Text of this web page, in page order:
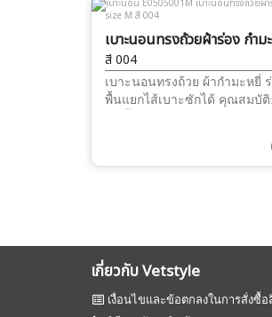
เบาะนอนทรงถ้วยผ้าร่อง กำม
size M
สี 004
เบาะนอนทรงถ้วย ผ้ากำมะหยี่
พื้นแยกไส้เบาะซักได้ คุณสมบั
มะหยี่นุ่มๆ เหมาะสำหรับสัตว์เ
ทำให้ความรู้สึกนุ่มนิ่ม น่า
ถอดซัก ถนอม ใยสังเคราะห์ และ
ง่ายต่อการทำความสะอาด 3.
รองเบาะ หนาและทนทาน ให้ก
รองรับที่แข็งแรง ไม่ยุบตัวง่าย
เกี่ยวกับ Vetstyle
เงื่อนไขและข้อตกลงในการสั่งซื้